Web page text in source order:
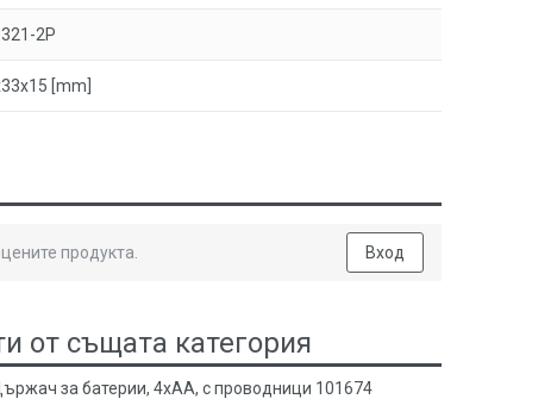
321-2P
[mm]
продукта. Вход
от същата категория
за батерии, 4xAA, с проводници 101674